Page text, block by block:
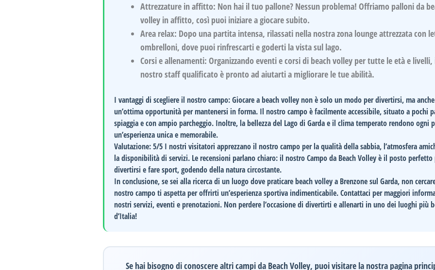
Attrezzature in affitto: Non hai il tuo pallone? Nessun problema! Offriamo palloni da
volley in affitto, così puoi iniziare a giocare subito.
Area relax: Dopo una partita intensa, rilassati nella nostra zona lounge attrezzata con
ombrelloni, dove puoi rinfrescarti e goderti la vista sul lago.
Corsi e allenamenti: Organizzando eventi e corsi di beach volley per tutte le età e livelli,
nostro staff qualificato è pronto ad aiutarti a migliorare le tue abilità.
I vantaggi di scegliere il nostro campo:Giocare a beach volley non è solo un modo per divertirsi, ma anche
un’ottima opportunità per mantenersi in forma. Il nostro campo è facilmente accessibile, situato a pochi
spiaggia e con ampio parcheggio. Inoltre, la bellezza del Lago di Garda e il clima temperato rendono ogni
un’esperienza unica e memorabile.
Valutazione: 5/5 I nostri visitatori apprezzano il nostro campo per la qualità della sabbia, l’atmosfera
la disponibilità di servizi. Le recensioni parlano chiaro: il nostro Campo da Beach Volley è il posto perfetto
divertirsi e fare sport, godendo della natura circostante.
In conclusione, se sei alla ricerca di un luogo dove praticare beach volley a Brenzone sul Garda, non
nostro campo ti aspetta per offrirti un’esperienza sportiva indimenticabile.Contattaci per maggiori
nostri servizi, eventi e prenotazioni. Non perdere l’occasione di divertirti e allenarti in uno dei luoghi più
d’Italia!
Se hai bisogno di conoscere altri campi da Beach Volley, puoi visitare la nostra pagina